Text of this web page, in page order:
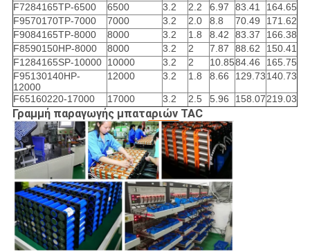
F7284165TP-6500
6500 3.2 2.2 6.97 83.41
164.65
F9570170TP-7000
7000 3.2 2.0 8.8 70.49
171.62
F9084165TP-8000
8000 3.2 1.8 8.42 83.37
166.38
F8590150HP-8000
8000 3.2 2 7.87 88.62
150.41
F1284165SP-10000 10000 3.2 2 10.8584.46
165.75
F95130140HP-
12000
12000 3.2 1.8 8.66 129.73140.73
F65160220-17000 17000 3.2 2.5 5.96 158.07219.03
Γραμμή παραγωγής μπαταριών TAC